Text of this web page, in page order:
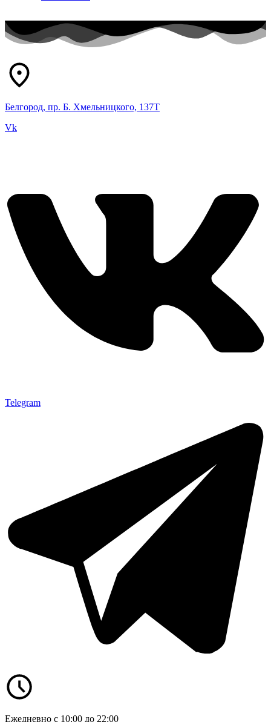
Белгород, пр. Б. Хмельницкого, 137Т
Vk
Telegram
Ежедневно с 10:00 до 22:00